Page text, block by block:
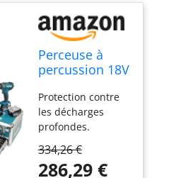
Perceuse à
percussion 18V
avec
accessoires -
MAKITA
DHP482RFX9
Protection contre
les décharges
profondes.
automatiquement
lorsque la batterie
334,26 €
286,29 €